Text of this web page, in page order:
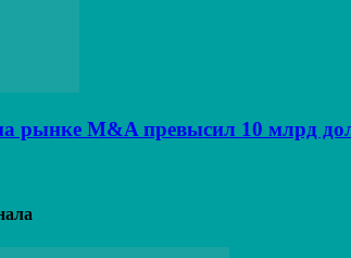
рынке M&A превысил 10 млрд